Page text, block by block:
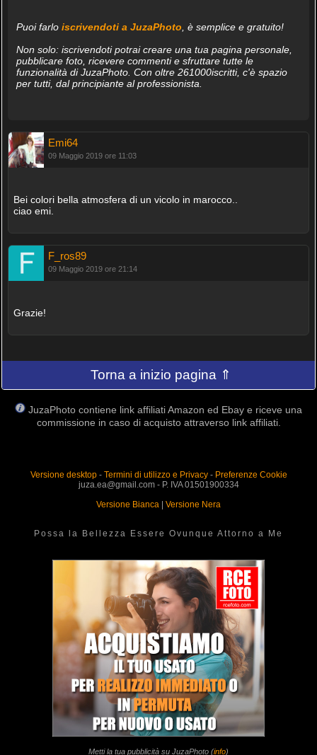
Puoi farlo iscrivendoti a JuzaPhoto, è semplice e gratuito!
Non solo: iscrivendoti potrai creare una tua pagina personale,
pubblicare foto, ricevere commenti e sfruttare tutte le
funzionalità di JuzaPhoto. Con oltre 261000iscritti, c'è spazio
per tutti, dal principiante al professionista.
Emi64
09 Maggio 2019 ore 11:03
Bei colori bella atmosfera di un vicolo in marocco..
ciao emi.
F_ros89
09 Maggio 2019 ore 21:14
Grazie!
Torna a inizio pagina ⇑
JuzaPhoto contiene link affiliati Amazon ed Ebay e riceve una
commissione in caso di acquisto attraverso link affiliati.
Versione desktop- Termini di utilizzo e Privacy- Preferenze Cookie
juza.ea@gmail.com - P. IVA 01501900334
Versione Bianca | Versione Nera
Possa la Bellezza Essere Ovunque Attorno a Me
Metti la tua pubblicità su JuzaPhoto (info)